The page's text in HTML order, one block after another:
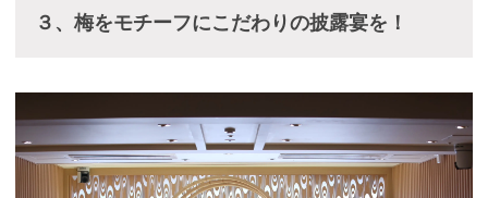
３、梅をモチーフにこだわりの披露宴を！